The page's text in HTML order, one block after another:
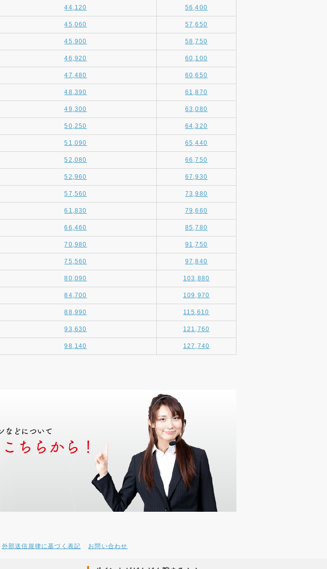
44,120 56,400
45,060 57,650
45,900 58,750
46,920 60,100
47,480 60,650
48,390 61,870
49,300 63,080
50,250 64,320
51,090 65,440
52,080 66,750
52,960 67,930
57,560 73,980
61,830 79,660
66,460 85,780
70,980 91,750
75,560 97,840
80,090 103,880
84,700 109,970
88,990 115,610
93,630 121,760
98,140 127,740
外部送信規律に基づく表記 お問い合わせ